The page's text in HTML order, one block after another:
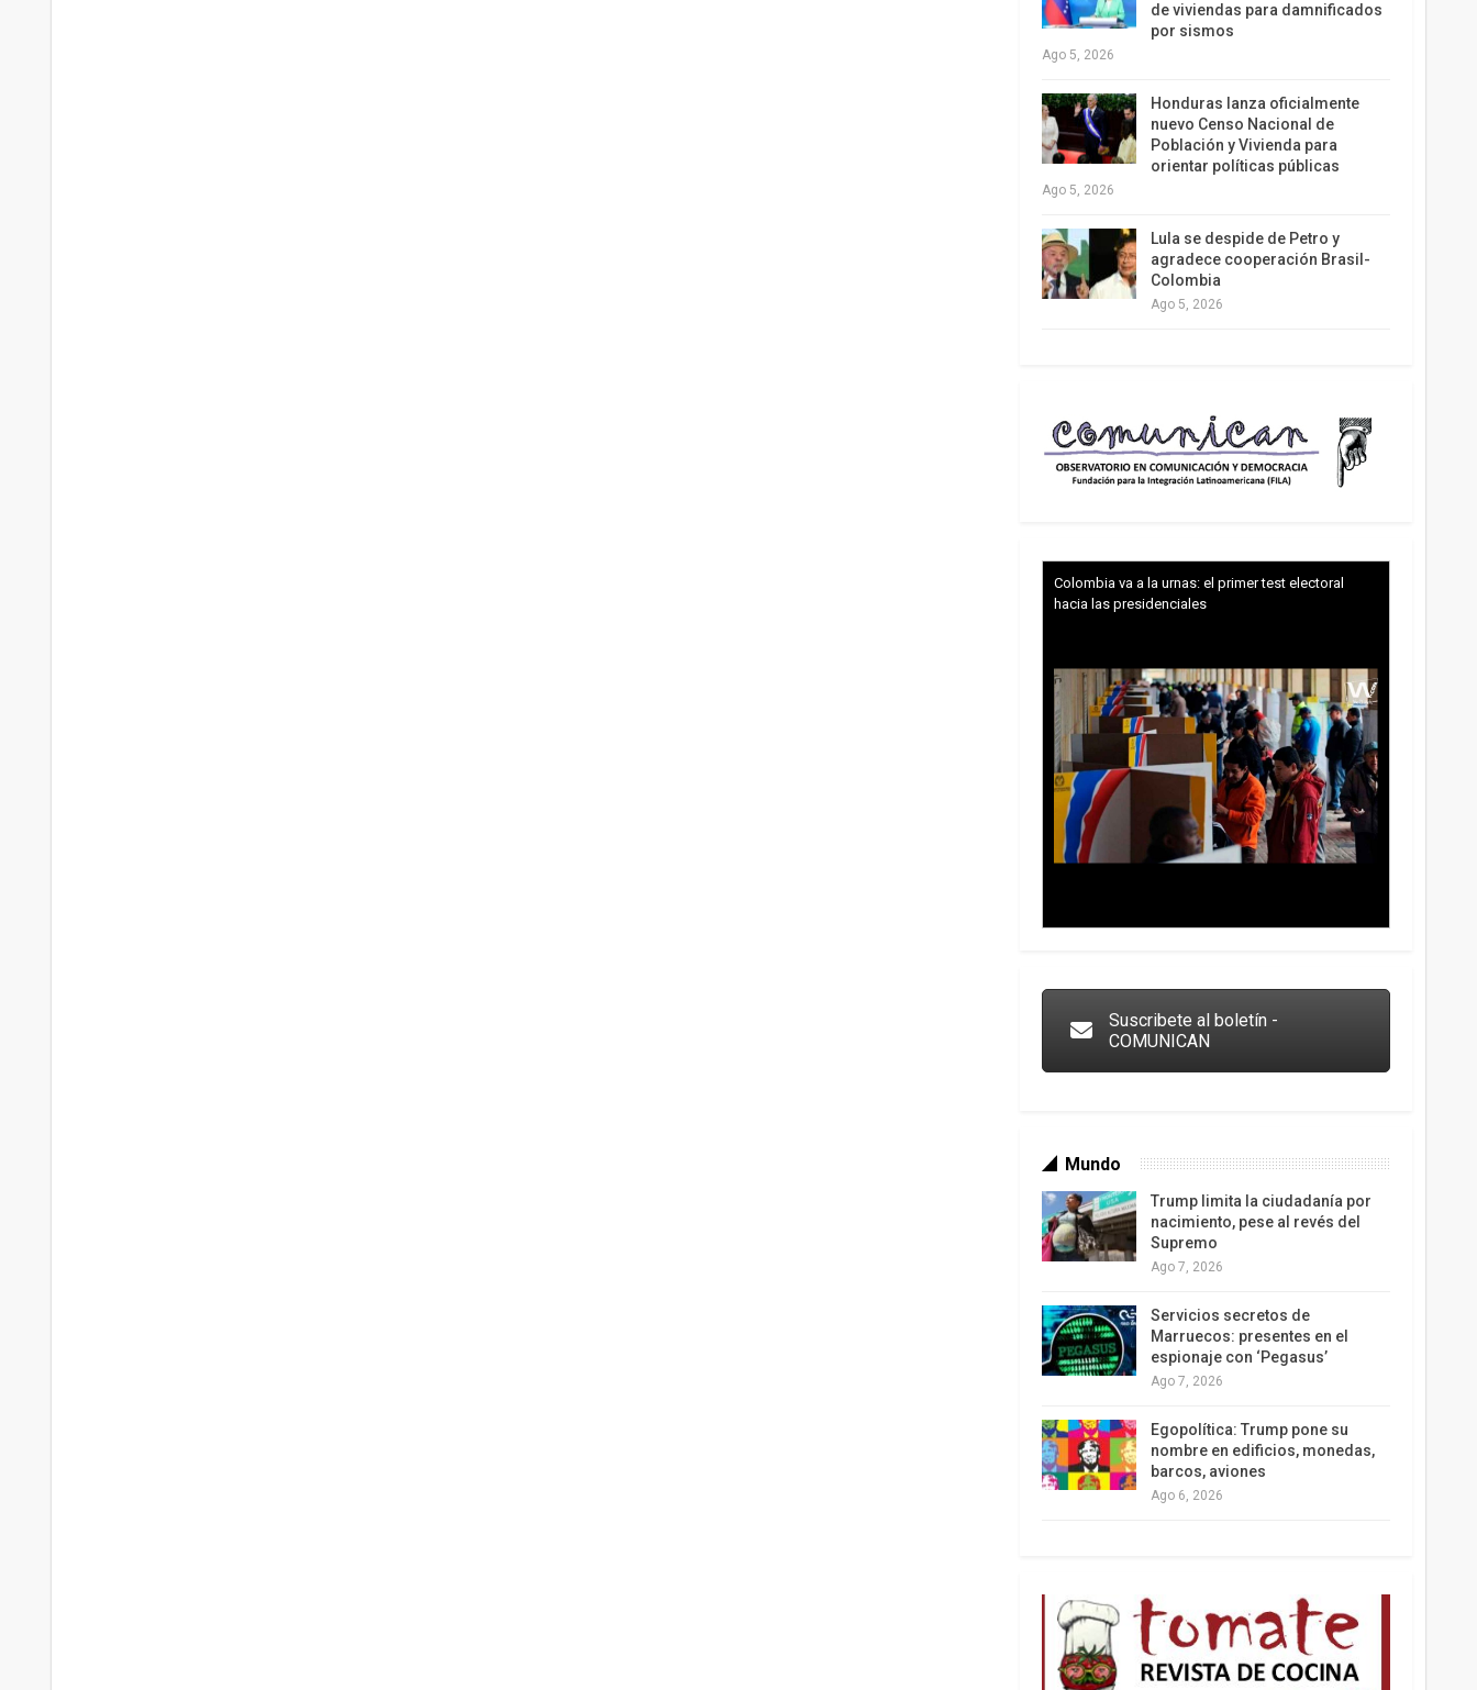
de viviendas para damnificados
por sismos
Ago 5, 2026
Honduras lanza oficialmente
nuevo Censo Nacional de
Población y Vivienda para
orientar políticas públicas
Ago 5, 2026
Lula se despide de Petro y
agradece cooperación Brasil-
Colombia
Ago 5, 2026
Colombia va a la urnas: el primer test electoral
hacia las presidenciales
Suscribete al boletín -
COMUNICAN
Mundo
Trump limita la ciudadanía por
nacimiento, pese al revés del
Supremo
Ago 7, 2026
Servicios secretos de
Marruecos: presentes en el
espionaje con ‘Pegasus’
Ago 7, 2026
Egopolítica: Trump pone su
nombre en edificios, monedas,
barcos, aviones
Ago 6, 2026